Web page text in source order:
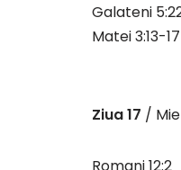
Galateni
Matei 3:13-17
Ziua 17 /